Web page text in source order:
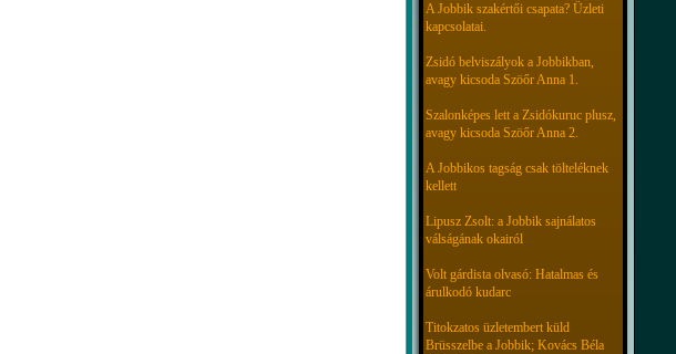
A Jobbik szakértői csapata? Üzleti
kapcsolatai.
Zsidó belviszályok a Jobbikban,
avagy kicsoda Szöőr Anna 1.
Szalonképes lett a Zsidókuruc plusz,
avagy kicsoda Szöőr Anna 2.
A Jobbikos tagság csak tölteléknek
kellett
Lipusz Zsolt: a Jobbik sajnálatos
válságának okairól
Volt gárdista olvasó: Hatalmas és
árulkodó kudarc
Titokzatos üzletembert küld
Brüsszelbe a Jobbik; Kovács Béla